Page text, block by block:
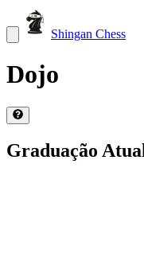
Shingan Chess
Dojo
Graduação Atual